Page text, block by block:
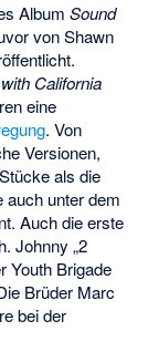
AlbumSound
von Shawn
California
eine
. Von
Versionen,
als die
auch unter dem
Auch die erste
Johnny „2
Youth Brigade
Brüder Marc
bei der